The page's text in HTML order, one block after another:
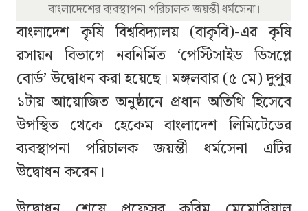
বাংলাদেশের ব্যবস্থাপনা পরিচালক জয়ন্তী ধর্মসেনা।
বাংলাদেশ কৃষি বিশ্ববিদ্যালয় (বাকৃবি)-এর কৃষি
রসায়ন বিভাগে নবনির্মিত ‘পেস্টিসাইড ডিসপ্লে
বোর্ড’ উদ্বোধন করা হয়েছে। মঙ্গলবার (৫ মে) দুপুর
১টায় আয়োজিত অনুষ্ঠানে প্রধান অতিথি হিসেবে
উপস্থিত থেকে হেকেম বাংলাদেশ লিমিটেডের
ব্যবস্থাপনা পরিচালক জয়ন্তী ধর্মসেনা এটির
উদ্বোধন করেন।